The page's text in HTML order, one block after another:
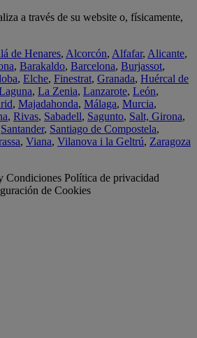
a través de su website o, físicamente,
de Henares, Alcorcón, Alfafar, Alicante,
, Barakaldo, Barcelona, Burjassot,
, Elche, Finestrat, Granada, Huércal de
, La Zenia, Lanzarote, León,
, Majadahonda, Málaga, Murcia,
, Rivas, Sabadell, Sagunto, Salt, Girona,
Santander, Santiago de Compostela,
, Viana, Vilanova i la Geltrú, Zaragoza
Condiciones Política de privacidad
de Cookies